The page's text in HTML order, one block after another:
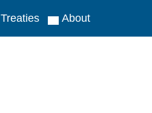
About
Treaties